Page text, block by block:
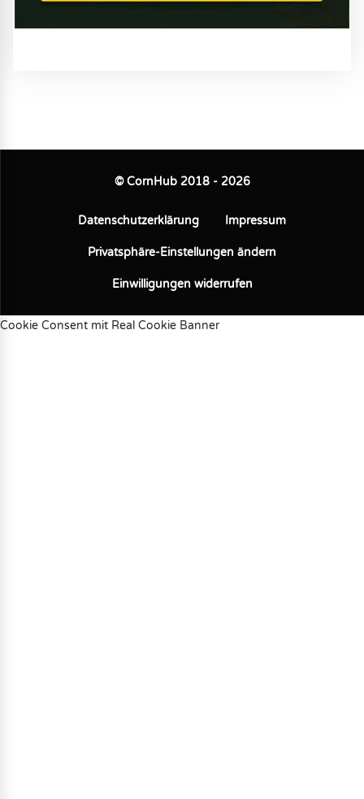
© CornHub 2018 - 2026
Datenschutzerklärung Impressum
Privatsphäre-Einstellungen ändern
Einwilligungen widerrufen
Cookie Consent mit Real Cookie Banner